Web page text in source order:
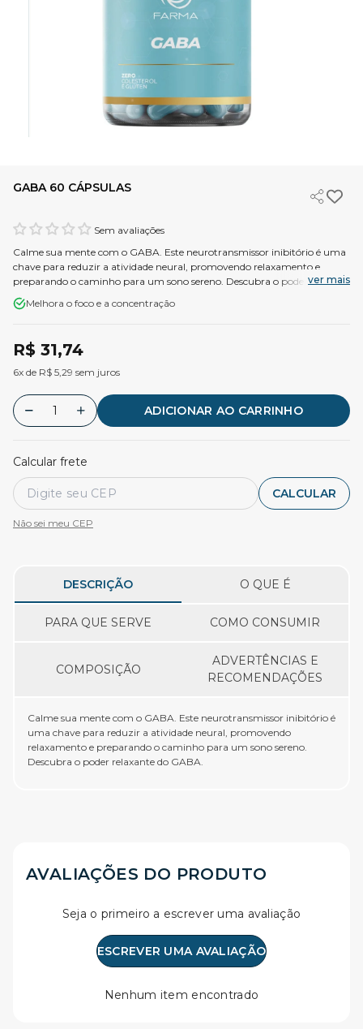
GABA 60 CÁPSULAS
Sem avaliações
Calme sua mente com o GABA. Este neurotransmissor inibitório é uma
chave para reduzir a atividade neural, promovendo relaxamento e
preparando o caminho para um sono sereno. Descubra o poder
relaxante do GABA.
ver mais
Melhora o foco e a concentração
R$ 31,74
6x de R$ 5,29 sem juros
ADICIONAR AO CARRINHO
Calcular frete
CALCULAR
Não sei meu CEP
DESCRIÇÃO O QUE É
PARA QUE SERVE COMO CONSUMIR
COMPOSIÇÃO
ADVERTÊNCIAS E
RECOMENDAÇÕES
Calme sua mente com o GABA. Este neurotransmissor inibitório é
uma chave para reduzir a atividade neural, promovendo
relaxamento e preparando o caminho para um sono sereno.
Descubra o poder relaxante do GABA.
AVALIAÇÕES DO PRODUTO
Seja o primeiro a escrever uma avaliação
ESCREVER UMA AVALIAÇÃO
Nenhum item encontrado